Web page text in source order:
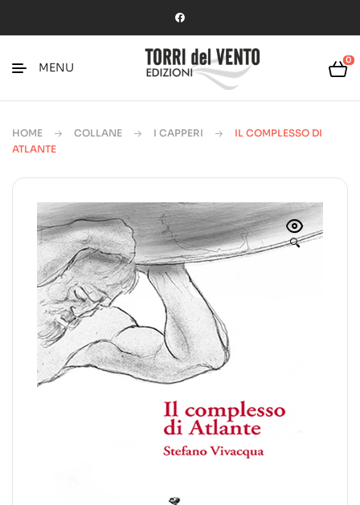
MENU
0
HOME COLLANE I CAPPERI
IL COMPLESSO DI
ATLANTE
🔍